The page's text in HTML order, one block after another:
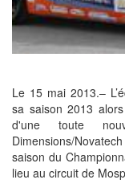
Le 15 mai 2013.–
sa saison 2013
d'une toute
Dimensions/
saison du
lieu au circuit de